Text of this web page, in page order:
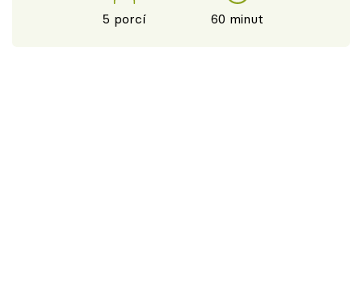
5 porcí 60 minut